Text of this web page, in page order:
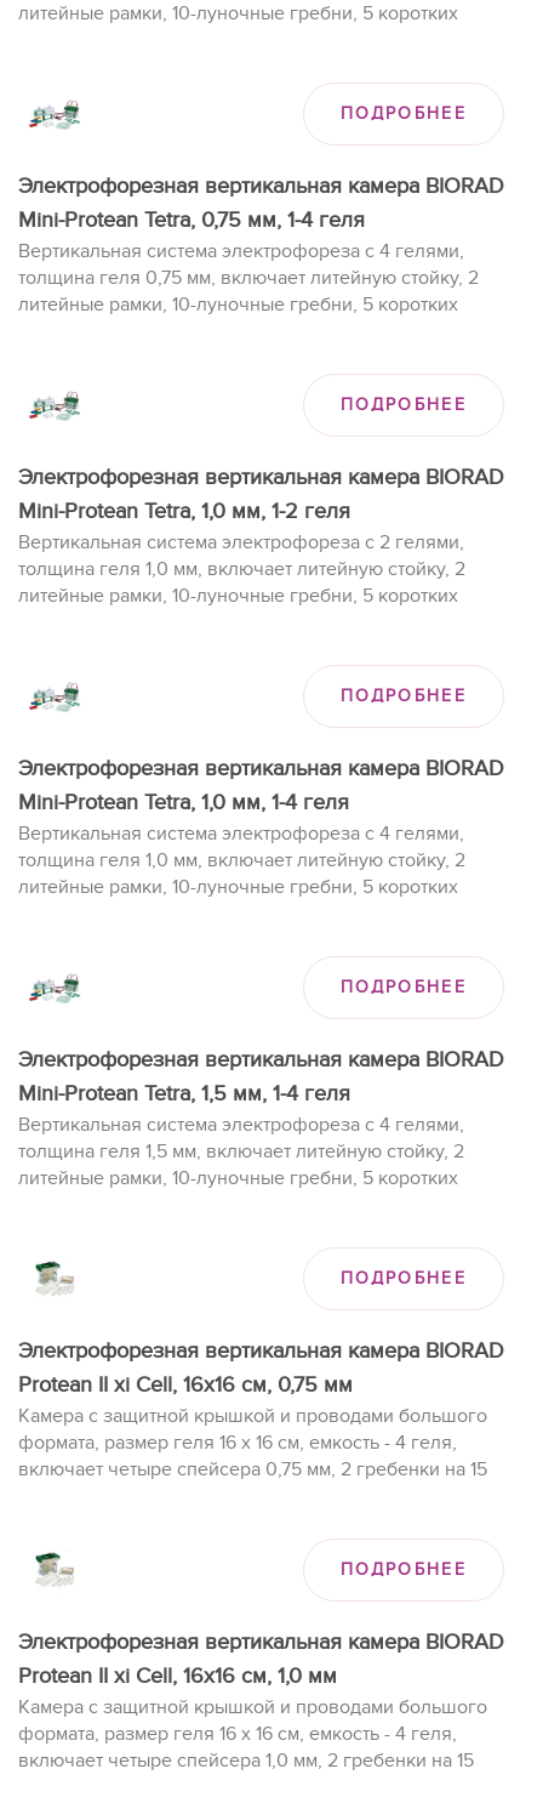
литейные рамки, 10-луночные гребни, 5 коротких
ПОДРОБНЕЕ
Электрофорезная вертикальная камера BIORAD
Mini-Protean Tetra, 0,75 мм, 1-4 геля
Вертикальная система электрофореза с 4 гелями,
толщина геля 0,75 мм, включает литейную стойку, 2
литейные рамки, 10-луночные гребни, 5 коротких
ПОДРОБНЕЕ
Электрофорезная вертикальная камера BIORAD
Mini-Protean Tetra, 1,0 мм, 1-2 геля
Вертикальная система электрофореза с 2 гелями,
толщина геля 1,0 мм, включает литейную стойку, 2
литейные рамки, 10-луночные гребни, 5 коротких
ПОДРОБНЕЕ
Электрофорезная вертикальная камера BIORAD
Mini-Protean Tetra, 1,0 мм, 1-4 геля
Вертикальная система электрофореза с 4 гелями,
толщина геля 1,0 мм, включает литейную стойку, 2
литейные рамки, 10-луночные гребни, 5 коротких
ПОДРОБНЕЕ
Электрофорезная вертикальная камера BIORAD
Mini-Protean Tetra, 1,5 мм, 1-4 геля
Вертикальная система электрофореза с 4 гелями,
толщина геля 1,5 мм, включает литейную стойку, 2
литейные рамки, 10-луночные гребни, 5 коротких
ПОДРОБНЕЕ
Электрофорезная вертикальная камера BIORAD
Protean II xi Cell, 16х16 cм, 0,75 мм
Камера с защитной крышкой и проводами большого
формата, размер геля 16 x 16 см, емкость - 4 геля,
включает четыре спейсера 0,75 мм, 2 гребенки на 15
ПОДРОБНЕЕ
Электрофорезная вертикальная камера BIORAD
Protean II xi Cell, 16х16 cм, 1,0 мм
Камера с защитной крышкой и проводами большого
формата, размер геля 16 x 16 см, емкость - 4 геля,
включает четыре спейсера 1,0 мм, 2 гребенки на 15